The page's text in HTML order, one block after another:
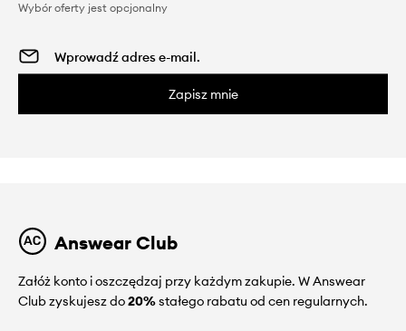
Wybór oferty jest opcjonalny
Zapisz mnie
Answear Club
Załóż konto i oszczędzaj przy każdym zakupie. W Answear
Club zyskujesz do20%stałego rabatu od cen regularnych.